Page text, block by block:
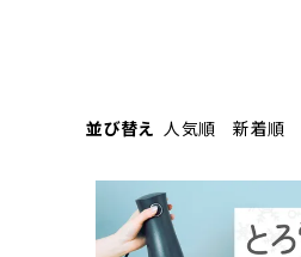
クールケア用品
並び替え 人気順 新着順